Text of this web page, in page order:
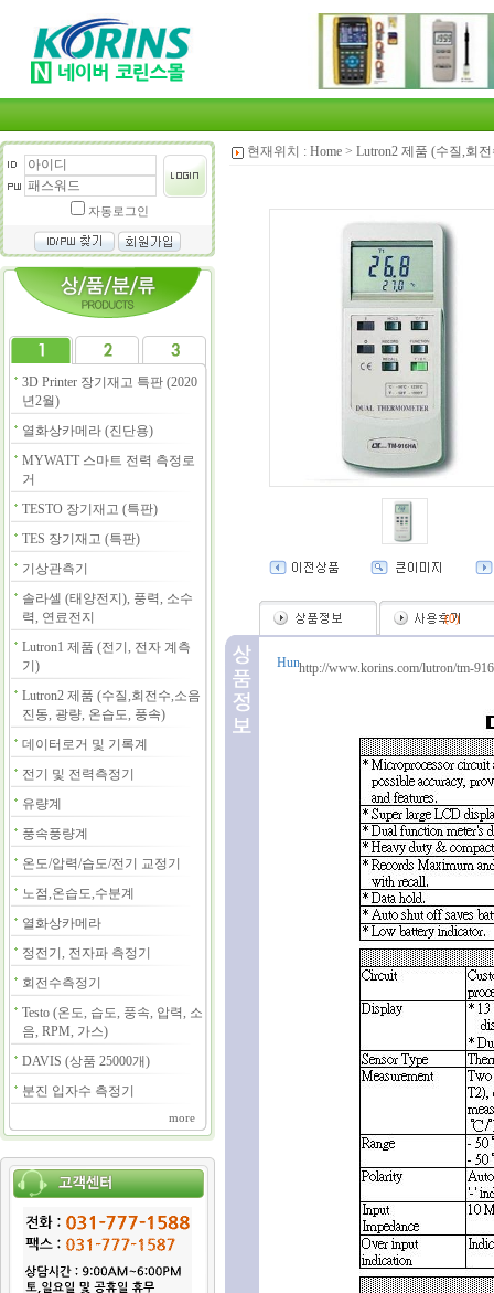
자동로그인
3D Printer 장기재고 특판 (2020
년2월)
열화상카메라 (진단용)
MYWATT 스마트 전력 측정로
거
TESTO 장기재고 (특판)
TES 장기재고 (특판)
기상관측기
솔라셀 (태양전지), 풍력, 소수
력, 연료전지
Lutron1 제품 (전기, 전자 계측
기)
Lutron2 제품 (수질,회전수,소음
진동, 광량, 온습도, 풍속)
데이터로거 및 기록계
전기 및 전력측정기
유량계
풍속풍량계
온도/압력/습도/전기 교정기
노점,온습도,수분계
열화상카메라
정전기, 전자파 측정기
회전수측정기
Testo (온도, 습도, 풍속, 압력, 소
음, RPM, 가스)
DAVIS (상품 25000개)
분진 입자수 측정기
more
현재위치 : Home > Lutron2 제품 (수질,회
(0)
http://www.korins.com/lutron/tm-